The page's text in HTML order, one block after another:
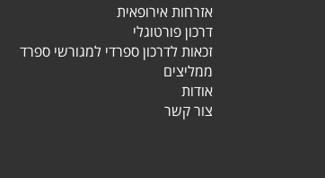
אזרחות אירופאית
דרכון פורטוגלי
זכאות לדרכון ספרדי למגורשי ספרד
ממליצים
אודות
צור קשר